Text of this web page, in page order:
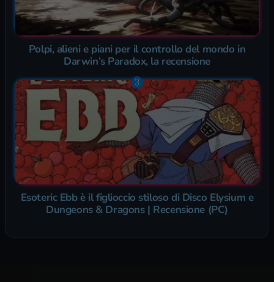
Polpi, alieni e piani per il controllo del mondo in
Darwin’s Paradox, la recensione
Esoteric Ebb è il figlioccio stiloso di Disco Elysium e
Dungeons & Dragons | Recensione (PC)